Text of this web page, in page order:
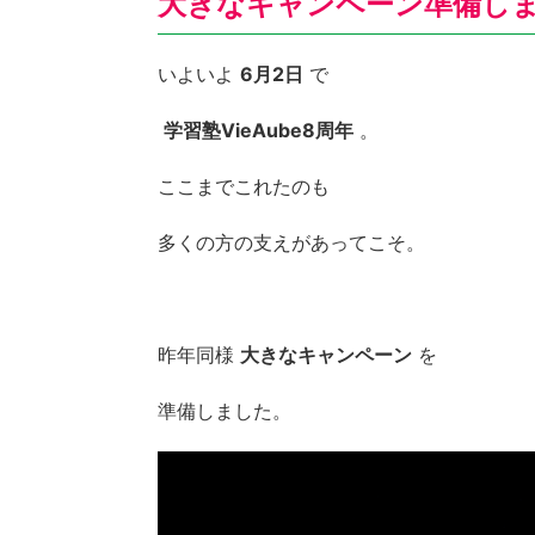
いよいよ 6月2日 で
学習塾VieAube8周年 。
ここまでこれたのも
多くの方の支えがあってこそ。
昨年同様 大きなキャンペーン を
準備しました。